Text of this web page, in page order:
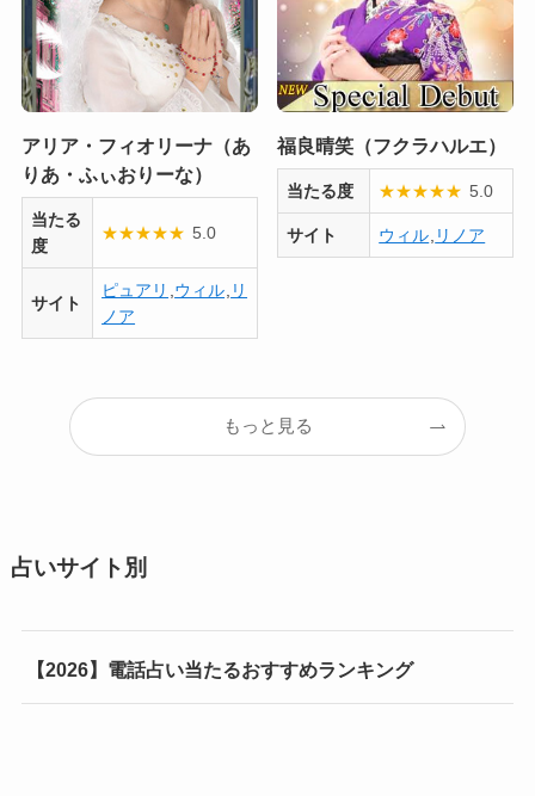
アリア・フィオリーナ（あ
りあ・ふぃおりーな）
当たる
度
★★★★★ 5.0
サイト
ピュアリ ,ウィル, リ
ノア
福良晴笑（フクラハルエ）
当たる度 ★★★★★ 5.0
サイト ウィル, リノア
もっと見る
占いサイト別
【2026】電話占い当たるおすすめランキング